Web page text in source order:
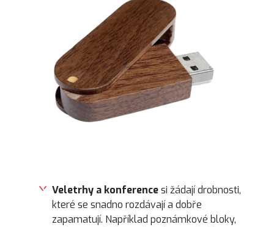
Veletrhy a konferencesi žádají drobnosti,
které se snadno rozdávají a dobře
zapamatují. Například poznámkové bloky,